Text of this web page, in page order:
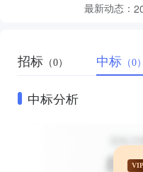
最新动态：
招标 （0） 中标 （0）
中标分析
VIP